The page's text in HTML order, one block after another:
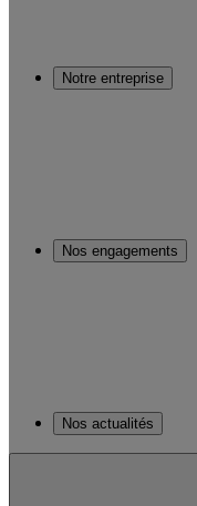
Notre entreprise
Nos engagements
Nos actualités